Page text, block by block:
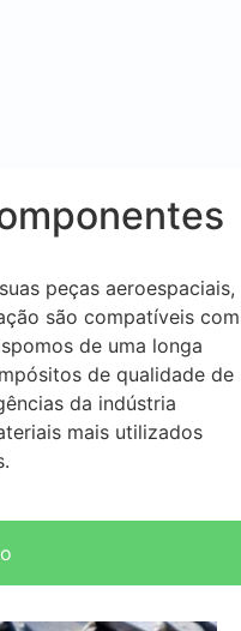
peças aeroespaciais,
são compatíveis com
de uma longa
de qualidade de
da indústria
mais utilizados